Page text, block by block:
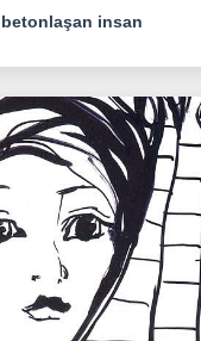
betonlaşan insan